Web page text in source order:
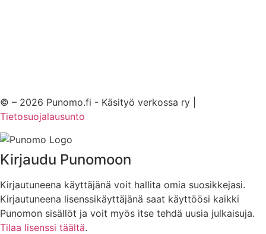
© – 2026 Punomo.fi - Käsityö verkossa ry |
Tietosuojalausunto
Kirjaudu Punomoon
Kirjautuneena käyttäjänä voit hallita omia suosikkejasi.
Kirjautuneena lisenssikäyttäjänä saat käyttöösi kaikki
Punomon sisällöt ja voit myös itse tehdä uusia julkaisuja.
Tilaa lisenssi täältä.